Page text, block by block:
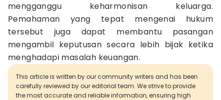
mengganggu keharmonisan keluarga.
Pemahaman yang tepat mengenai hukum
tersebut juga dapat membantu pasangan
mengambil keputusan secara lebih bijak ketika
menghadapi masalah keuangan.
This article is written by our community writers and has been
carefully reviewed by our editorial team. We strive to provide
the most accurate and reliable information, ensuring high